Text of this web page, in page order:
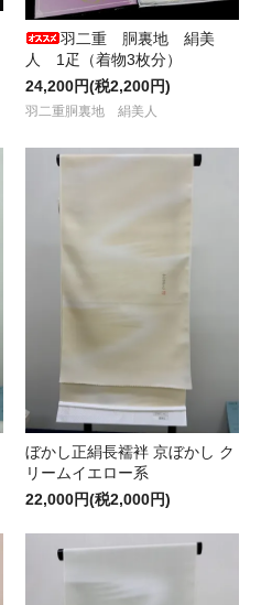
羽二重 胴裏地 絹美
人 1疋（着物3枚分）
24,200円(税2,200円)
羽二重胴裏地 絹美人
ぼかし正絹長襦袢 京ぼかし ク
リームイエロー系
22,000円(税2,000円)